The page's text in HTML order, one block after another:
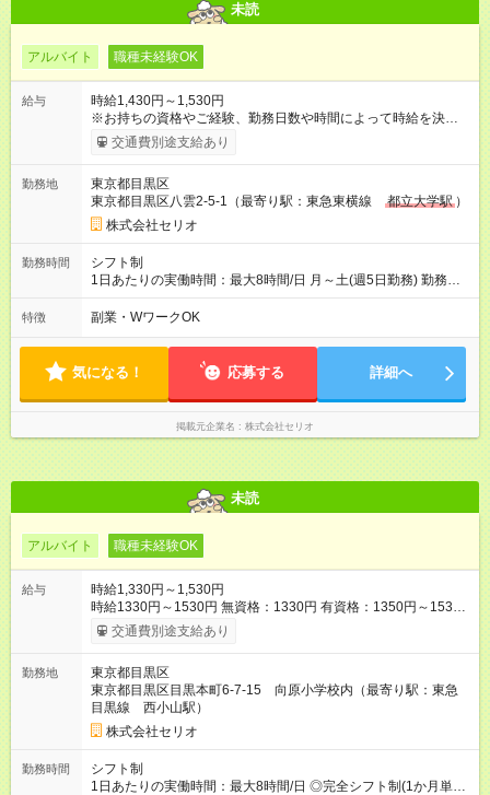
未読
アルバイト 職種未経験OK
給与
時給1,430円～1,530円
※お持ちの資格やご経験、勤務日数や時間によって時給を決定い
たします。 ★勤務手当1か月最大9000円あり 【試用期間】試用
期間あり 試用期間の長さ：3ヶ月 雇用形態、給与は本採用時と
交通費別途支給あり
勤務地
東京都目黒区
東京都目黒区八雲2-5-1（最寄り駅：東急東横線
都立大学駅 ）
株式会社セリオ
勤務時間
シフト制
1日あたりの実働時間：最大8時間/日 月～土(週5日勤務) 勤務時
間（実働6～8時間） ※シフトパターンは以下の通りです。 ◆8時
間勤務の場合 ・9:30～18:30 ・10:15～19:15 ◆6時間勤務の場合
間以上：60分）
特徴 副業・WワークOK
気になる！ 応募する 詳細へ
掲載元企業名 株式会社セリオ
未読
アルバイト 職種未経験OK
給与
時給1,330円～1,530円
時給1330円～1530円 無資格：1330円 有資格：1350円～1530
円 ※放課後児童支援員資格がある方は1380円以上です。 ※試用
期間は3ヶ月で、その間の雇用形態に変更はありません。 【試用
本採用時と同じです。
交通費別途支給あり
勤務地
東京都目黒区
東京都目黒区目黒本町6-7-15 向原小学校内（最寄り駅：東急
目黒線 西小山駅）
株式会社セリオ
勤務時間
シフト制
1日あたりの実働時間：最大8時間/日 ◎完全シフト制(1か月単